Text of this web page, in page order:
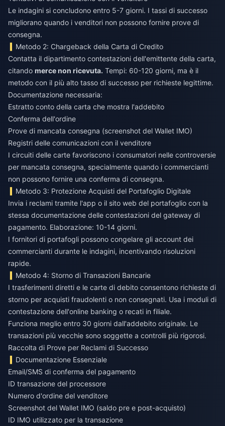
Le indagini si concludono entro 5-7 giorni. I tassi di successo
migliorano quando i venditori non possono fornire prove di
consegna.
Metodo 2: Chargeback della Carta di Credito
Contatta il dipartimento contestazioni dell'emittente della carta,
citando merce non ricevuta. Tempi: 60-120 giorni, ma è il
metodo con il più alto tasso di successo per richieste legittime.
Documentazione necessaria:
Estratto conto della carta che mostra l'addebito
Conferma dell'ordine
Prove di mancata consegna (screenshot del Wallet IMO)
Registri delle comunicazioni con il venditore
I circuiti delle carte favoriscono i consumatori nelle controversie
per mancata consegna, specialmente quando i commercianti
non possono fornire una conferma di consegna.
Metodo 3: Protezione Acquisti del Portafoglio Digitale
Invia i reclami tramite l'app o il sito web del portafoglio con la
stessa documentazione delle contestazioni del gateway di
pagamento. Elaborazione: 10-14 giorni.
I fornitori di portafogli possono congelare gli account dei
commercianti durante le indagini, incentivando risoluzioni
rapide.
Metodo 4: Storno di Transazioni Bancarie
I trasferimenti diretti e le carte di debito consentono richieste di
storno per acquisti fraudolenti o non consegnati. Usa i moduli di
contestazione dell'online banking o recati in filiale.
Funziona meglio entro 30 giorni dall'addebito originale. Le
transazioni più vecchie sono soggette a controlli più rigorosi.
Raccolta di Prove per Reclami di Successo
Documentazione Essenziale
Email/SMS di conferma del pagamento
ID transazione del processore
Numero d'ordine del venditore
Screenshot del Wallet IMO (saldo pre e post-acquisto)
ID IMO utilizzato per la transazione